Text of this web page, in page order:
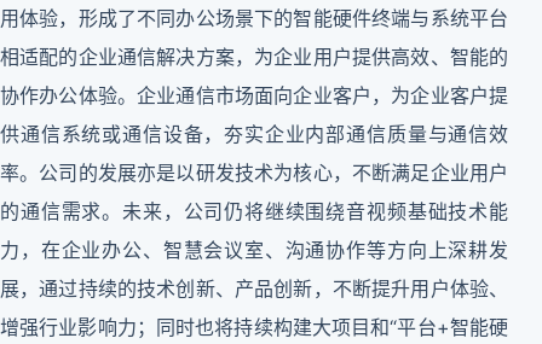
用体验，形成了不同办公场景下的智能硬件终端与系统平台
相适配的企业通信解决方案，为企业用户提供高效、智能的
协作办公体验。企业通信市场面向企业客户，为企业客户提
供通信系统或通信设备，夯实企业内部通信质量与通信效
率。公司的发展亦是以研发技术为核心，不断满足企业用户
的通信需求。未来，公司仍将继续围绕音视频基础技术能
力，在企业办公、智慧会议室、沟通协作等方向上深耕发
展，通过持续的技术创新、产品创新，不断提升用户体验、
增强行业影响力；同时也将持续构建大项目和“平台+智能硬